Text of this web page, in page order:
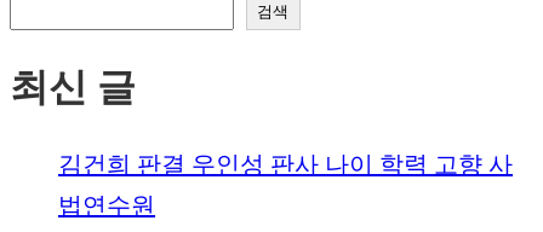
검색
최신 글
김건희 판결 우인성 판사 나이 학력 고향 사
법연수원